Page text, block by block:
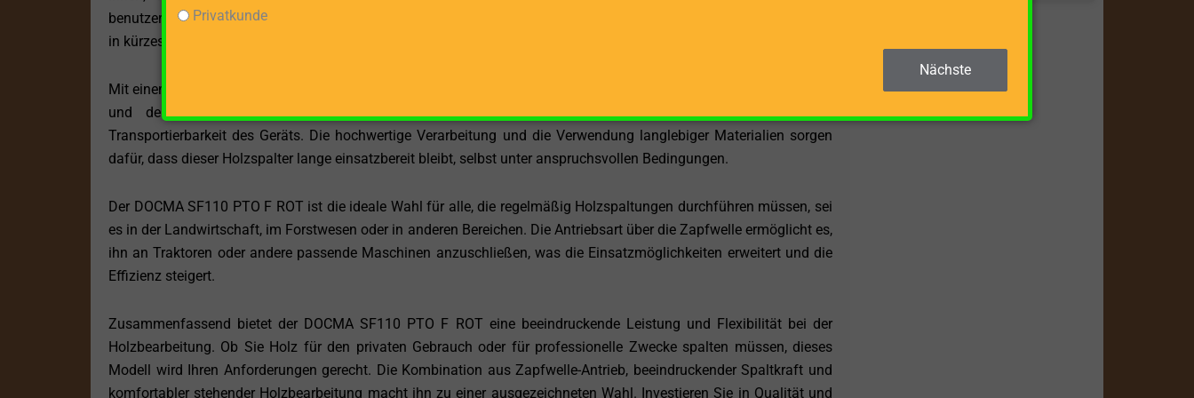
benutzerfreundlich und erfordert keine aufwendige Schulung. Sie können sich darauf verlassen, dass Sie die Arbeit
in kürzester Zeit erledigen.
Mit einem Gewicht von 210 kg und Abmessungen von 94 x 72 x 222 cm ist der DOCMA SF110 PTO F ROT kompakt
und dennoch stabil und robust gebaut. Diese Bauweise gewährleistet eine einfache Lagerung und
Transportierbarkeit des Geräts. Die hochwertige Verarbeitung und die Verwendung langlebiger Materialien sorgen
dafür, dass dieser Holzspalter lange einsatzbereit bleibt, selbst unter anspruchsvollen Bedingungen.
Der DOCMA SF110 PTO F ROT ist die ideale Wahl für alle, die regelmäßig Holzspaltungen durchführen müssen, sei
es in der Landwirtschaft, im Forstwesen oder in anderen Bereichen. Die Antriebsart über die Zapfwelle ermöglicht es,
ihn an Traktoren oder andere passende Maschinen anzuschließen, was die Einsatzmöglichkeiten erweitert und die
Effizienz steigert.
Zusammenfassend bietet der DOCMA SF110 PTO F ROT eine beeindruckende Leistung und Flexibilität bei der
Holzbearbeitung. Ob Sie Holz für den privaten Gebrauch oder für professionelle Zwecke spalten müssen, dieses
Modell wird Ihren Anforderungen gerecht. Die Kombination aus Zapfwelle-Antrieb, beeindruckender Spaltkraft und
komfortabler stehender Holzbearbeitung macht ihn zu einer ausgezeichneten Wahl. Investieren Sie in Qualität und
Privatkunde
Nächste